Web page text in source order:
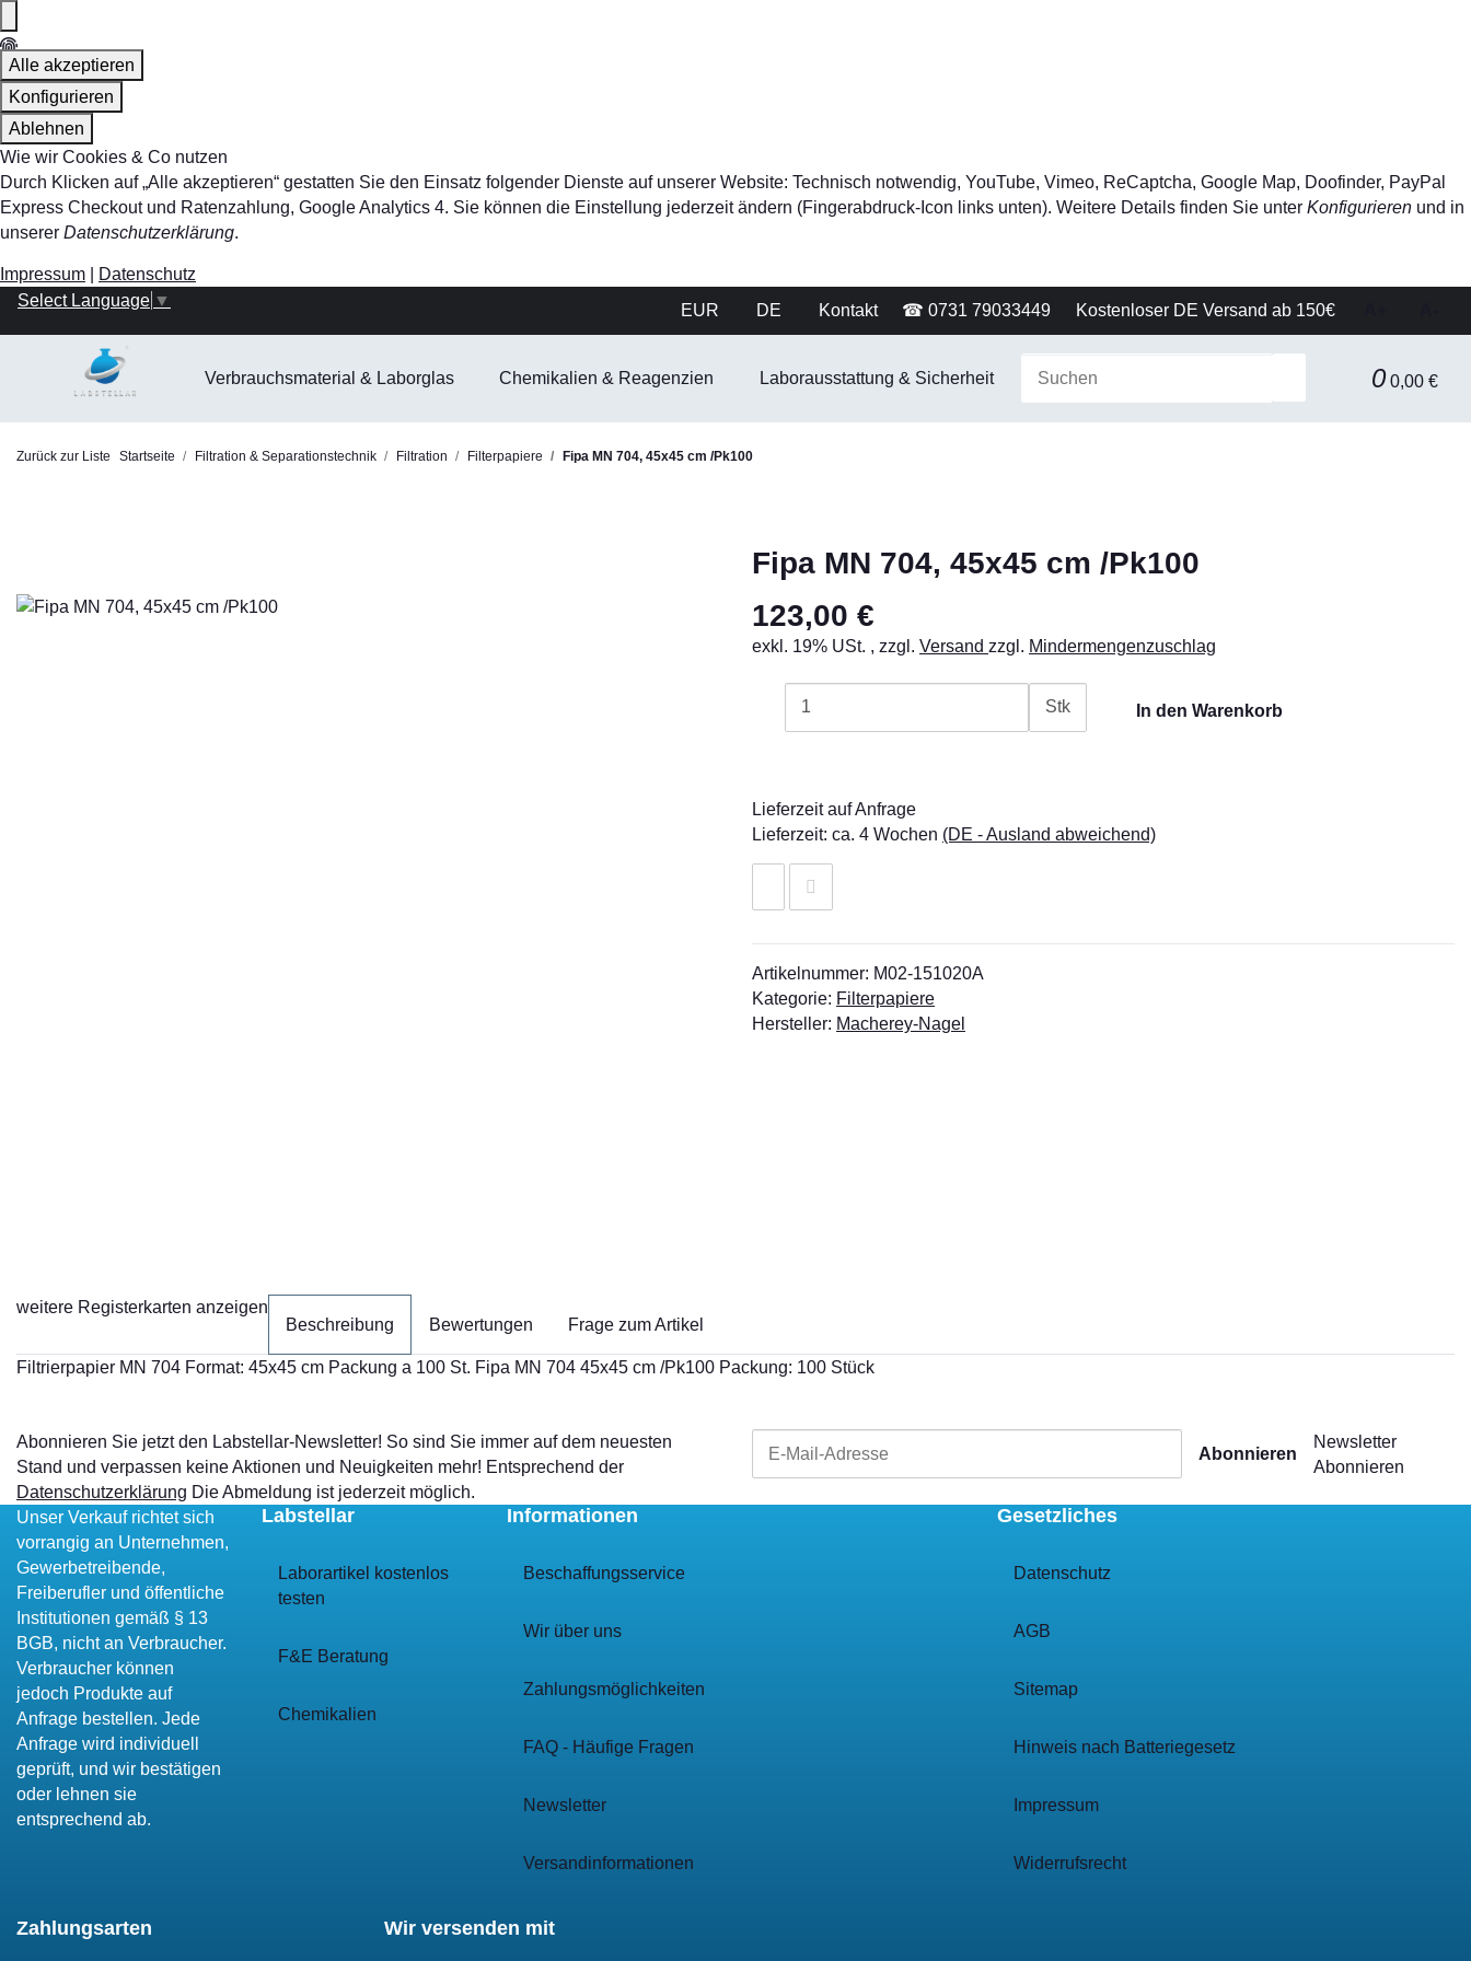
Alle akzeptieren
Konfigurieren
Ablehnen
Wie wir Cookies & Co nutzen
Durch Klicken auf „Alle akzeptieren“ gestatten Sie den Einsatz folgender Dienste auf unserer Website: Technisch notwendig, YouTube, Vimeo, ReCaptcha, Google Map, Doofinder, PayPal
Express Checkout und Ratenzahlung, Google Analytics 4. Sie können die Einstellung jederzeit ändern (Fingerabdruck-Icon links unten). Weitere Details finden Sie unter Konfigurieren und in
unserer Datenschutzerklärung.
Impressum
Datenschutz
EUR
DE Kontakt ☎ 0731 79033449 Kostenloser DE Versand ab 150€
Select Language ▼
0 0,00 €
Verbrauchsmaterial & Laborglas Chemikalien & Reagenzien Laborausstattung & Sicherheit Gerätetechnik Filtration & Separationstechnik
Zurück zur Liste Startseite Filtration & Separationstechnik Filtration Filterpapiere Fipa MN 704, 45x45 cm /Pk100
Fipa MN 704, 45x45 cm /Pk100
123,00 €
exkl. 19% USt. , zzgl. Versand zzgl. Mindermengenzuschlag
Stk In den Warenkorb
Lieferzeit auf Anfrage
Lieferzeit: ca. 4 Wochen (DE - Ausland abweichend)
Artikelnummer: M02-151020A
Kategorie: Filterpapiere
Hersteller: Macherey-Nagel
weitere Registerkarten anzeigen
Beschreibung
Bewertungen Frage zum Artikel
Filtrierpapier MN 704 Format: 45x45 cm Packung a 100 St. Fipa MN 704 45x45 cm /Pk100 Packung: 100 Stück
Abonnieren Sie jetzt den Labstellar-Newsletter! So sind Sie immer auf dem neuesten
Stand und verpassen keine Aktionen und Neuigkeiten mehr! Entsprechend der
Datenschutzerklärung Die Abmeldung ist jederzeit möglich.
Abonnieren
Newsletter
Abonnieren
Unser Verkauf richtet sich
vorrangig an Unternehmen,
Gewerbetreibende,
Freiberufler und öffentliche
Institutionen gemäß § 13
BGB, nicht an Verbraucher.
Verbraucher können
jedoch Produkte auf
Anfrage bestellen. Jede
Anfrage wird individuell
geprüft, und wir bestätigen
oder lehnen sie
entsprechend ab.
Labstellar
Laborartikel kostenlos
testen
F&E Beratung
Chemikalien
Informationen
Beschaffungsservice
Wir über uns
Zahlungsmöglichkeiten
FAQ - Häufige Fragen
Newsletter
Versandinformationen
Gesetzliches
Datenschutz
AGB
Sitemap
Hinweis nach Batteriegesetz
Impressum
Widerrufsrecht
Zahlungsarten Wir versenden mit